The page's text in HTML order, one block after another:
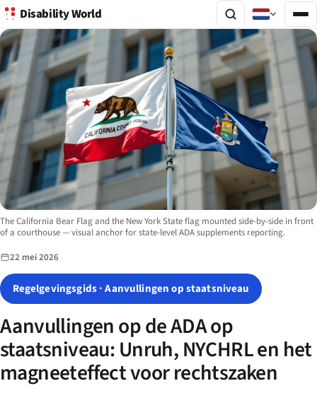
Disability World
Image description:
The California Bear Flag and the New York State flag mounted side-by-side in front
of a courthouse — visual anchor for state-level ADA supplements reporting.
22 mei 2026
Regelgevingsgids · Aanvullingen op staatsniveau
Aanvullingen op de ADA op
staatsniveau: Unruh, NYCHRL en het
magneeteffect voor rechtszaken